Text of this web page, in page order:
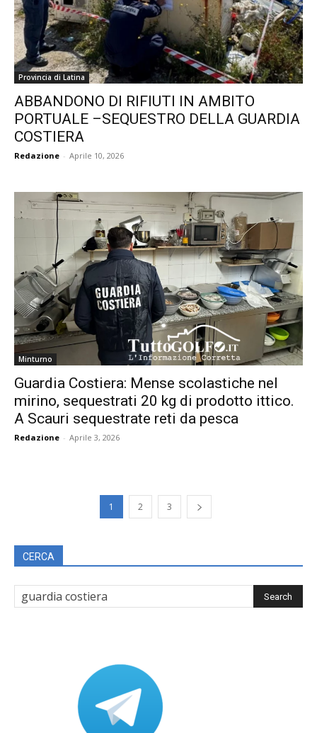
Provincia di Latina
ABBANDONO DI RIFIUTI IN AMBITO
PORTUALE –SEQUESTRO DELLA GUARDIA
COSTIERA
Redazione - Aprile 10, 2026
Minturno
Guardia Costiera: Mense scolastiche nel
mirino, sequestrati 20 kg di prodotto ittico.
A Scauri sequestrate reti da pesca
Redazione - Aprile 3, 2026
1 2 3
CERCA